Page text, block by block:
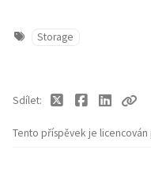
Storage
Tento příspěvek je licencován
Sdílet